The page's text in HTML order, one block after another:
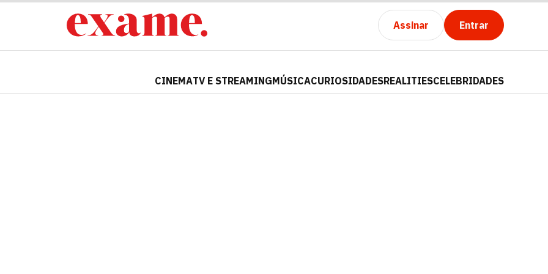
Assinar Entrar
CINEMATV E STREAMINGMÚSICACURIOSIDADESREALITIESCELEBRIDADES